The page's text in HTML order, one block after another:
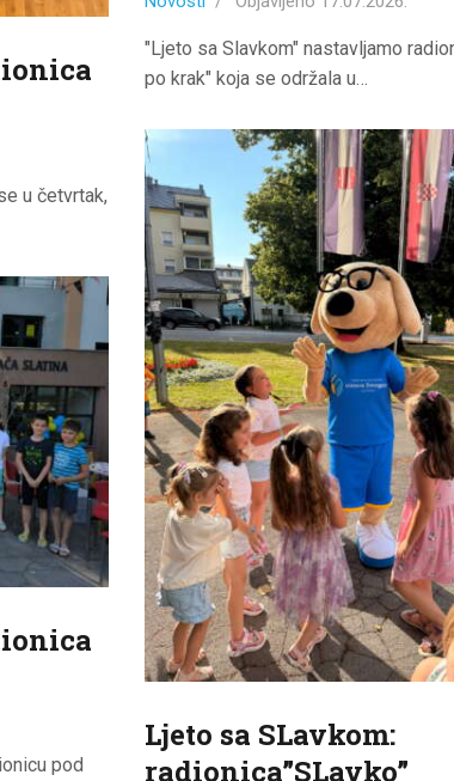
u četvrtak,
"Ljeto sa Slavkom" nastavljamo
po krak" koja se održala u…
Ljeto sa SLavkom:
radionica”SLavko”
pod